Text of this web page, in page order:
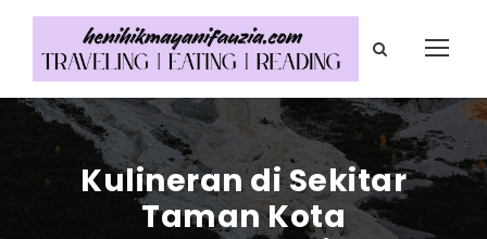
Kulineran di Sekitar
Taman Kota